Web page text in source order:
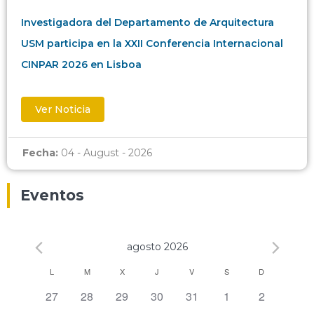
Investigadora del Departamento de Arquitectura
USM participa en la XXII Conferencia Internacional
CINPAR 2026 en Lisboa
Ver Noticia
Fecha: 04 - August - 2026
Eventos
agosto 2026
Calendario
de
L M X J V S D
0 eventos,
27 0 eventos,
28 0 eventos,
29 0 eventos,
30 0 eventos,
31 0 eventos,
1 0 eventos,
2